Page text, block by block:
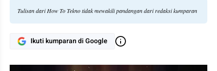
Tulisan dari How To Tekno tidak mewakili pandangan dari redaksi kumparan
Ikuti kumparan di Google